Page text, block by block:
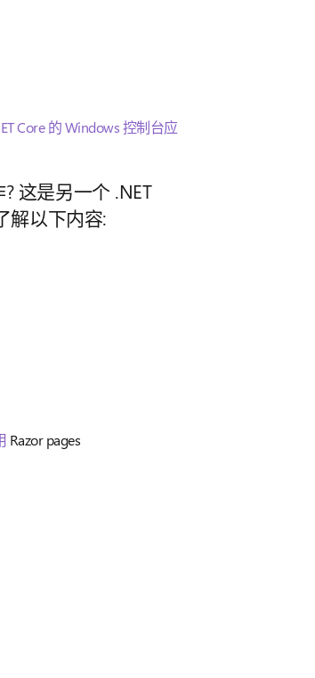
Core 的 Windows 控制台应
这是另一个 .NET
解以下内容:
Razor pages